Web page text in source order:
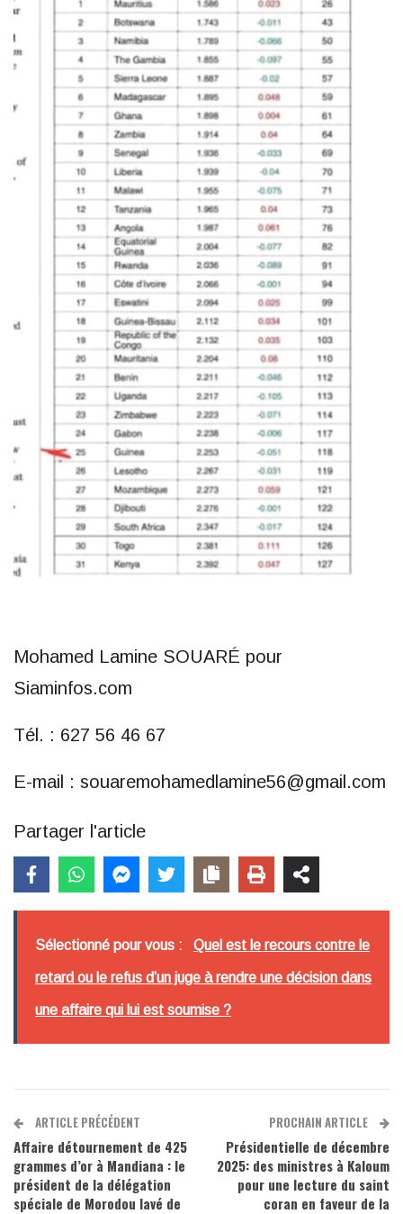
Mohamed Lamine SOUARÉ pour
Siaminfos.com
Tél. : 627 56 46 67
E-mail : souaremohamedlamine56@gmail.com
Partager l'article
Sélectionné pour vous : Quel est le recours contre le
retard ou le refus d’un juge à rendre une décision dans
une affaire qui lui est soumise ?
ARTICLE PRÉCÉDENT
Affaire détournement de 425
grammes d’or à Mandiana : le
président de la délégation
spéciale de Morodou lavé de
PROCHAIN ARTICLE
Présidentielle de décembre
2025: des ministres à Kaloum
pour une lecture du saint
coran en faveur de la